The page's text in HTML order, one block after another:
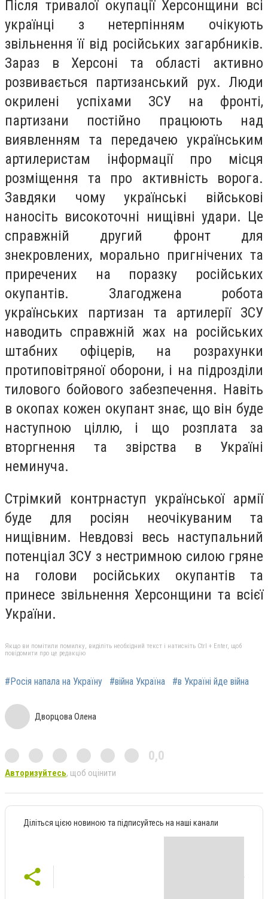
Після тривалої окупації Херсонщини всі
українці з нетерпінням очікують
звільнення її від російських загарбників.
Зараз в Херсоні та області активно
розвивається партизанський рух. Люди
окрилені успіхами ЗСУ на фронті,
партизани постійно працюють над
виявленням та передачею українським
артилеристам інформації про місця
розміщення та про активність ворога.
Завдяки чому українські військові
наносіть високоточні нищівні удари. Це
справжній другий фронт для
знекровлених, морально пригнічених та
приречених на поразку російських
окупантів. Злагоджена робота
українських партизан та артилерії ЗСУ
наводить справжній жах на російських
штабних офіцерів, на розрахунки
протиповітряної оборони, і на підрозділи
тилового бойового забезпечення. Навіть
в окопах кожен окупант знає, що він буде
наступною ціллю, і що розплата за
вторгнення та звірства в Україні
неминуча.
Стрімкий контрнаступ української армії
буде для росіян неочікуваним та
нищівним. Невдовзі весь наступальний
потенціал ЗСУ з нестримною силою гряне
на голови російських окупантів та
принесе звільнення Херсонщини та всієї
України.
Якщо ви помітили помилку, виділіть необхідний текст і натисніть Ctrl + Enter, щоб
повідомити про це редакцію
#Росія напала на Україну #війна Україна #в Україні йде війна
Дворцова Олена
0,0
Авторизуйтесь, щоб оцінити
Діліться цією новиною та підписуйтесь на наші канали